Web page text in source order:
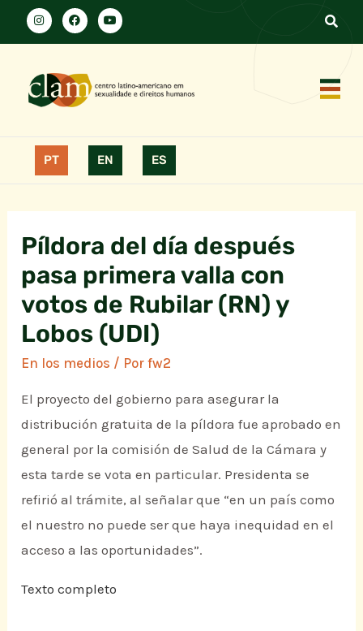
PT EN ES
Píldora del día después
pasa primera valla con
votos de Rubilar (RN) y
Lobos (UDI)
En los medios / Porfw2
El proyecto del gobierno para asegurar la
distribución gratuita de la píldora fue aprobado en
general por la comisión de Salud de la Cámara y
esta tarde se vota en particular. Presidenta se
refirió al trámite, al señalar que “en un país como
el nuestro no puede ser que haya inequidad en el
acceso a las oportunidades”.
Texto completo